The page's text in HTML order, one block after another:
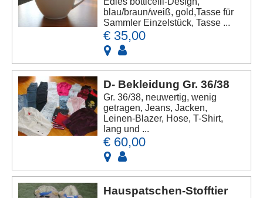
blau/braun/weiß, gold,Tasse für
Sammler Einzelstück, Tasse ...
€ 35,00
D- Bekleidung Gr. 36/38
Gr. 36/38, neuwertig, wenig
getragen, Jeans, Jacken,
Leinen-Blazer, Hose, T-Shirt,
lang und ...
€ 60,00
Hauspatschen-Stofftier